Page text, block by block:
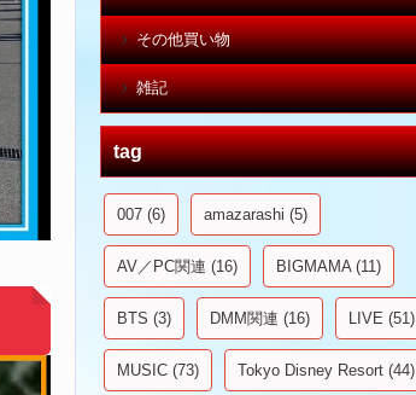
その他買い物
雑記
tag
007(6) amazarashi (5)
AV／PC関連 (16) BIGMAMA(11)
BTS (3) DMM関連 (16) LIVE (51)
MUSIC(73) Tokyo Disney Resort(44)